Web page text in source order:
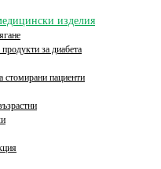
изделия
за диабета
стомирани пациенти